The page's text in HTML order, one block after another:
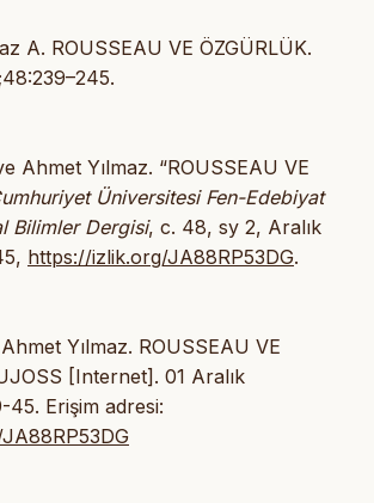
A. ROUSSEAU VE ÖZGÜRLÜK.
Ahmet Yılmaz. “ROUSSEAU VE
Üniversitesi Fen-Edebiyat
Bilimler Dergisi, c. 48, sy 2, Aralık
https://izlik.org/JA88RP53DG.
Yılmaz. ROUSSEAU VE
[Internet]. 01 Aralık
Erişim adresi: